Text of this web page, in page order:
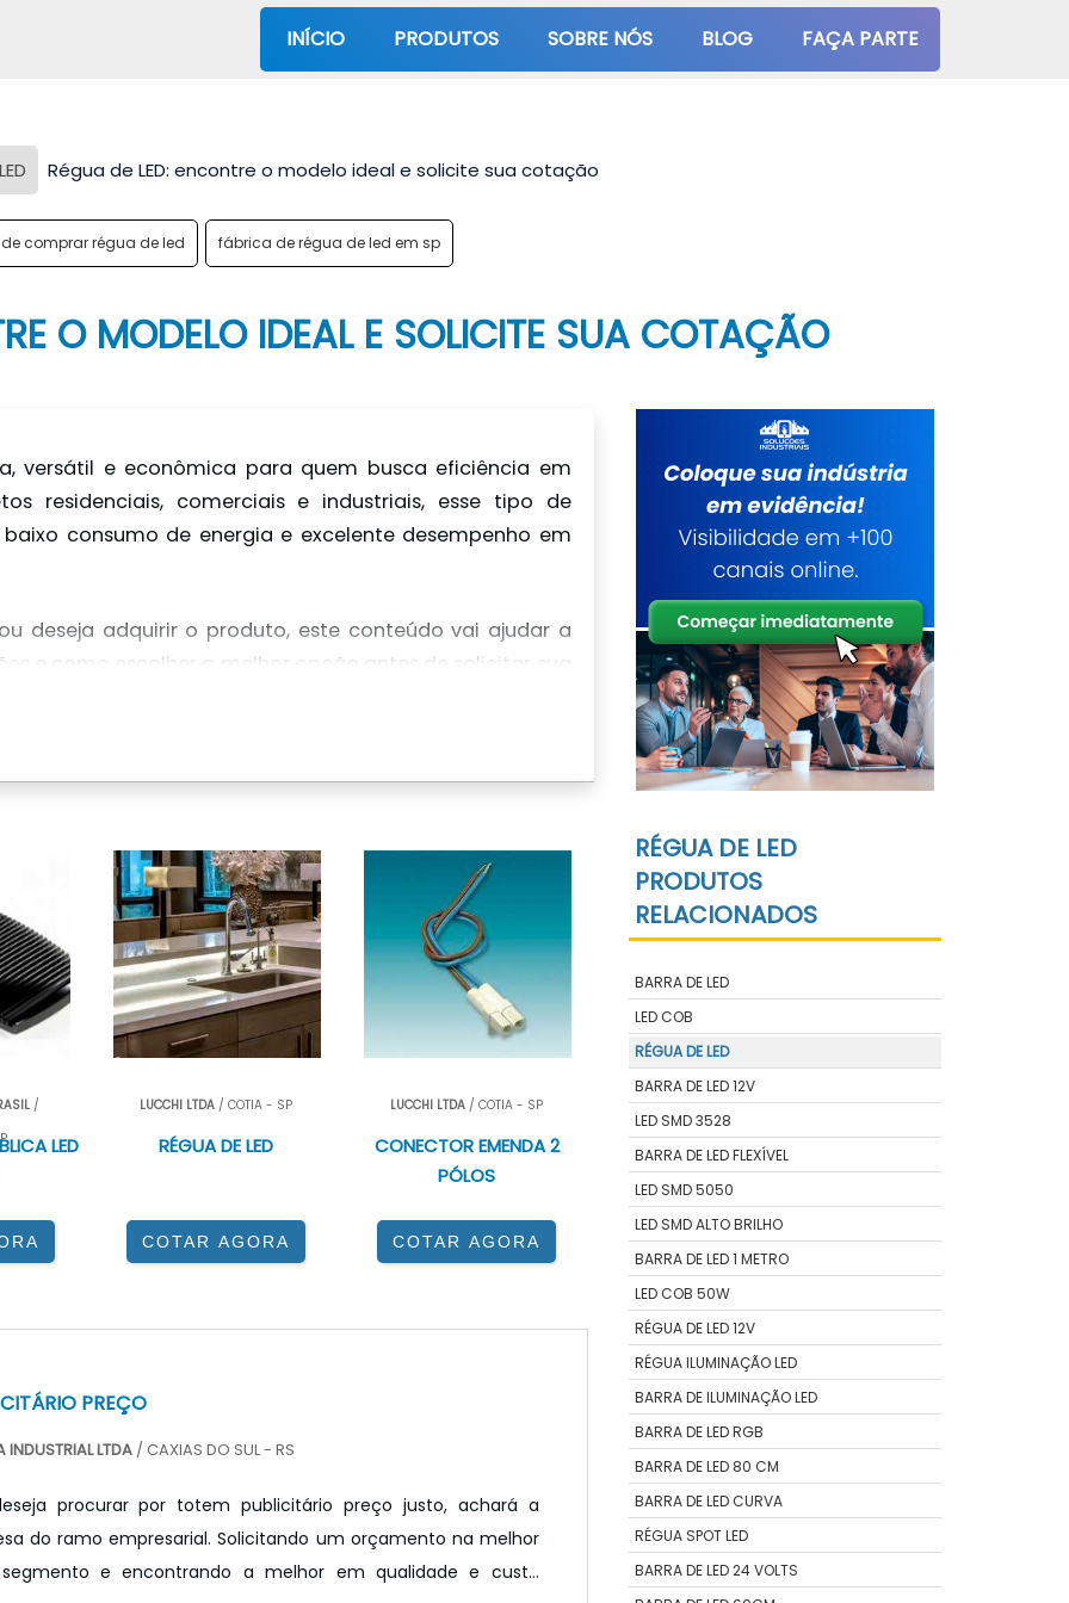
INÍCIO PRODUTOS SOBRE NÓS BLOG FAÇA PARTE
Régua de LED: encontre o modelo ideal e solicite sua cotação
comprar régua de led fábrica de régua de led em sp
O MODELO IDEAL E SOLICITE SUA COTAÇÃO
versátil e econômica para quem busca eficiência em
residenciais, comerciais e industriais, esse tipo de
consumo de energia e excelente desempenho em
deseja adquirir o produto, este conteúdo vai ajudar a
e como escolher a melhor opção antes de solicitar sua
a necessidade de manutenções frequentes.
potências, tamanhos e temperaturas de cor.
UV nem contém mercúrio.
planas sem grandes adaptações.
SER APLICADA?
e áreas de trabalho.
de lojas.
exigem iluminação uniforme.
é importante considerar:
ambientes de trabalho, branco quente para áreas
/
LED
LUCCHI LTDA/ COTIA - SP
RÉGUA DE LED
COTAR AGORA
LUCCHI LTDA / COTIA - SP
CONECTOR EMENDA 2
PÓLOS
COTAR AGORA
PREÇO
INDUSTRIAL LTDA / CAXIAS DO SUL - RS
procurar por totem publicitário preço justo, achará a
do ramo empresarial. Solicitando um orçamento na melhor
e encontrando a melhor em qualidade e custo
RÉGUA DE LED
PRODUTOS
RELACIONADOS
BARRA DE LED
LED COB
RÉGUA DE LED
BARRA DE LED 12V
LED SMD 3528
BARRA DE LED FLEXÍVEL
LED SMD 5050
LED SMD ALTO BRILHO
BARRA DE LED 1 METRO
LED COB 50W
RÉGUA DE LED 12V
RÉGUA ILUMINAÇÃO LED
BARRA DE ILUMINAÇÃO LED
BARRA DE LED RGB
BARRA DE LED 80 CM
BARRA DE LED CURVA
RÉGUA SPOT LED
BARRA DE LED 24 VOLTS